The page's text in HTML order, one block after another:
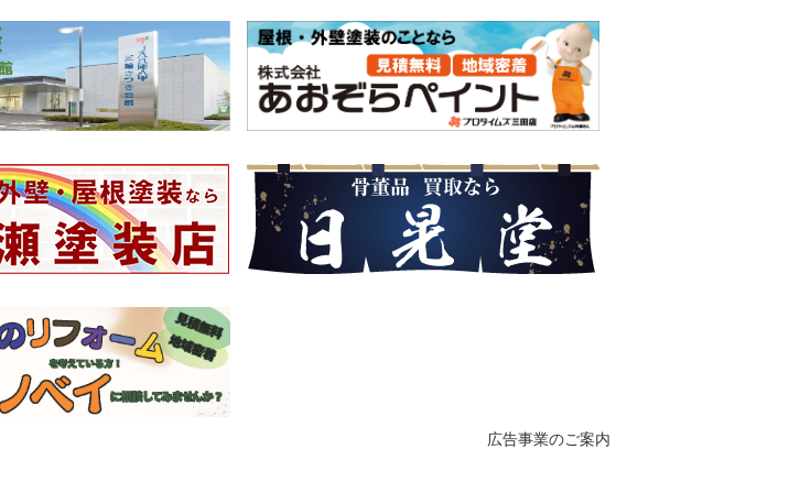
広告事業のご案内